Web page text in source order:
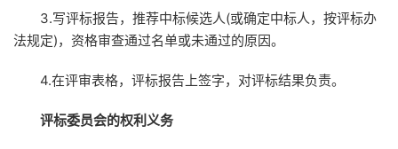
3.写评标报告，推荐中标候选人(或确定中标人，按评标办
法规定)，资格审查通过名单或未通过的原因。
4.在评审表格，评标报告上签字，对评标结果负责。
评标委员会的权利义务